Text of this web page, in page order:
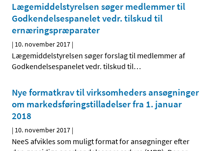
Lægemiddelstyrelsen søger medlemmer til
Godkendelsespanelet vedr. tilskud til
ernæringspræparater
| 10. november 2017 |
Lægemiddelstyrelsen søger forslag til medlemmer af
Godkendelsespanelet vedr. tilskud til…
Nye formatkrav til virksomheders ansøgninger
om markedsføringstilladelser fra 1. januar
2018
| 10. november 2017 |
NeeS afvikles som muligt format for ansøgninger efter